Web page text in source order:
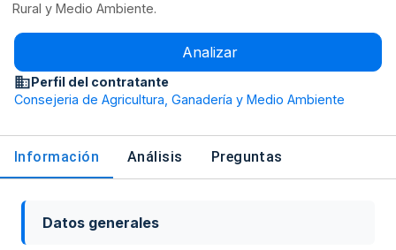
Rural y Medio Ambiente.
Analizar
Perfil del contratante
Consejeria de Agricultura, Ganadería y Medio Ambiente
Información Análisis Preguntas
Datos generales